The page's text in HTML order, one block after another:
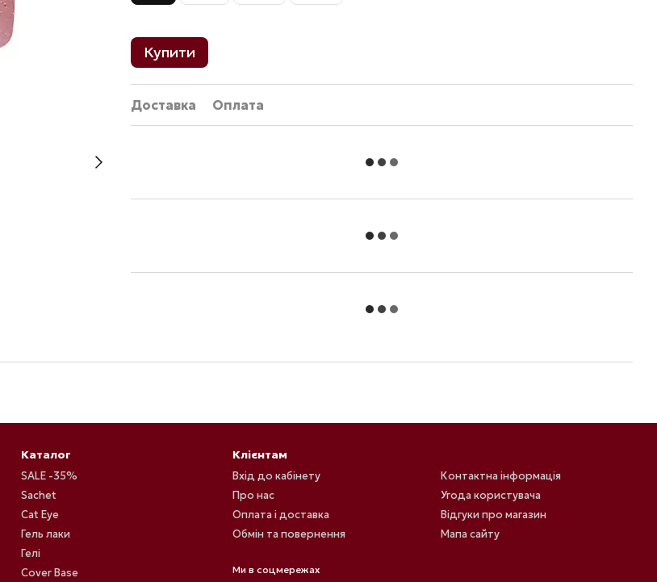
Купити
Доставка Оплата
Каталог
SALE -35%
Sachet
Cat Eye
Гель лаки
Гелі
Cover Base
Клієнтам
Вхід до кабінету
Про нас
Оплата і доставка
Обмін та повернення
Контактна інформація
Угода користувача
Відгуки про магазин
Мапа сайту
Ми в соцмережах